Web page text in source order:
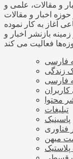
و مقالات، علمی و
در حوزه اخبار و مقالات
آغاز به کار نموده
بازنشر اخبار و
فارسی
زندگی
فارسی
محتوا
تبلیغات
پاسینیک
فناوری
میهن